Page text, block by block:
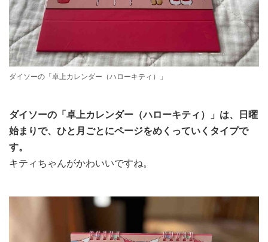
ダイソーの「卓上カレンダー（ハローキティ）」
ダイソーの「卓上カレンダー（ハローキティ）」は、日曜
始まりで、ひと月ごとにページをめくっていくタイプで
す。
キティちゃんがかわいいですね。